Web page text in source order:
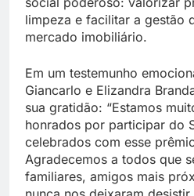
limpeza e facilitar a gestão
mercado imobiliário.
Em um testemunho
Giancarlo e Elizandra
sua gratidão: “Estamos
honrados por participar do
celebrados com esse
Agradecemos a todos que
familiares, amigos mais